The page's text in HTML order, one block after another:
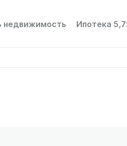
недвижимость Ипотека